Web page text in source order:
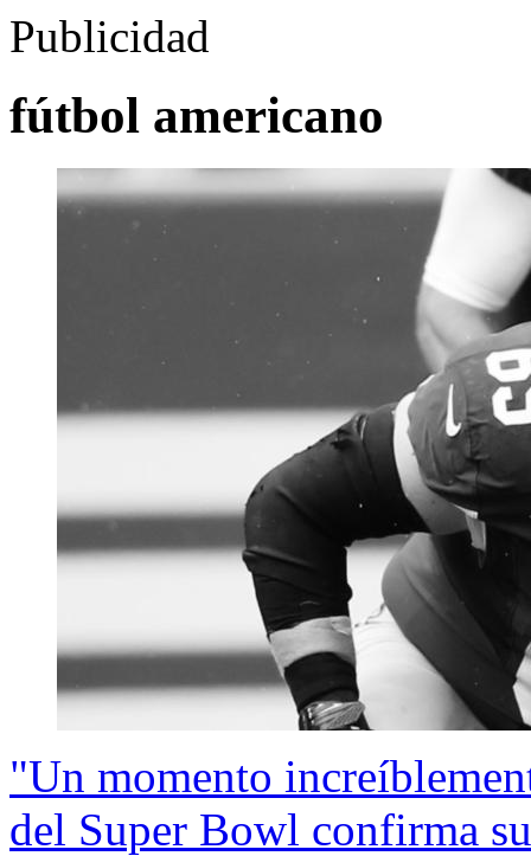
Publicidad
fútbol americano
"Un momento
del Super Bowl confirma